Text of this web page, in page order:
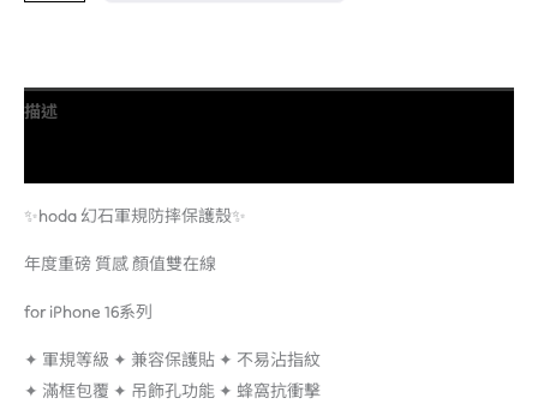
描述
✨hoda 幻石軍規防摔保護殼✨
年度重磅 質感 顏值雙在線
for iPhone 16系列
✦ 軍規等級 ✦ 兼容保護貼 ✦ 不易沾指紋
✦ 滿框包覆 ✦ 吊飾孔功能 ✦ 蜂窩抗衝擊